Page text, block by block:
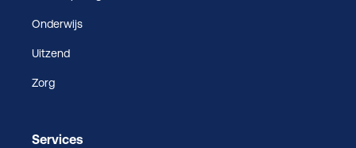
Onderwijs
Uitzend
Zorg
Services